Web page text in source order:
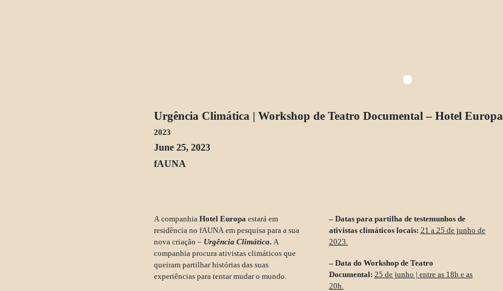
Urgência Climática | Workshop de Teatro Documental – Hotel Europa
2023
June 25, 2023
fAUNA
A companhia Hotel Europa estará em
residência no fAUNA em pesquisa para a sua
nova criação – Urgência Climática. A
companhia procura ativistas climáticos que
queiram partilhar histórias das suas
experiências para tentar mudar o mundo.
– Datas para partilha de testemunhos de
ativistas climáticos locais: 21 a 25 de junho de
2023.
– Data do Workshop de Teatro
Documental: 25 de junho | entre as 18h e as
20h.